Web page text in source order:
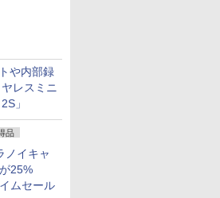
や内部録
レスミニ
」
品
ノイキャ
25%
ムセール